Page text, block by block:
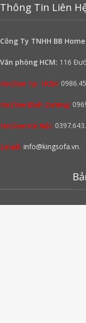
Thông Tin Liên
Công Ty TNHH BB Home
Văn phòng HCM: 116
Hotline Tp. HCM:
Hotline Bình Dương:
Hotline Hà Nội:
Email: info@kingsofa.vn.